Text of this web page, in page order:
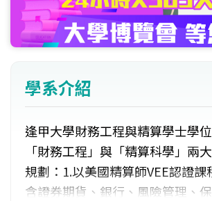
學系介紹
逢甲大學財務工程與精算學士學
「財務工程」與「精算科學」兩
規劃：1.以美國精算師VEE認證
含證券期貨、銀行、風險管理、